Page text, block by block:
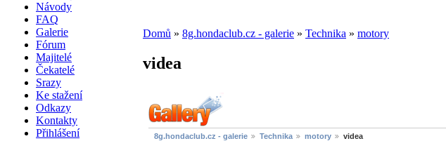
Návody
FAQ
Galerie
Fórum
Majitelé
Čekatelé
Srazy
Ke stažení
Odkazy
Kontakty
Přihlášení
Domů » 8g.hondaclub.cz - galerie » Technika » motory
videa
8g.hondaclub.cz - galerie Technika motory videa